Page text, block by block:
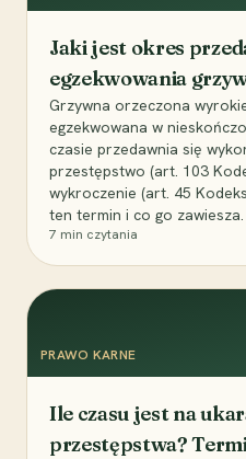
Jaki jest okres
egzekwowania
Grzywna orzeczona
egzekwowana w
czasie przedawnia się
przestępstwo (art. 103
wykroczenie (art. 45
ten termin i co go zawiesza.
7 min czytania
PRAWO KARNE
Ile czasu jest na
przestępstwa?